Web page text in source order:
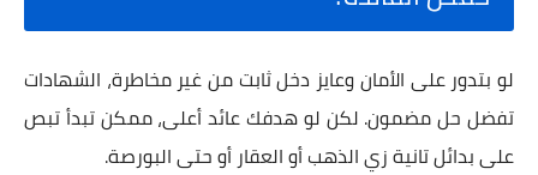
لو بتدور على الأمان وعايز دخل ثابت من غير مخاطرة، الشهادات
تفضل حل مضمون. لكن لو هدفك عائد أعلى، ممكن تبدأ تبص
على بدائل تانية زي الذهب أو العقار أو حتى البورصة.